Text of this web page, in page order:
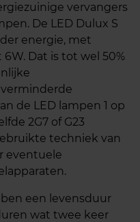
vervangers
De LED Dulux S
energie, met
Dat is tot wel 50%
de LED lampen 1 op
2G7 of G23
techniek van
eventuele
een levensduur
wat twee keer